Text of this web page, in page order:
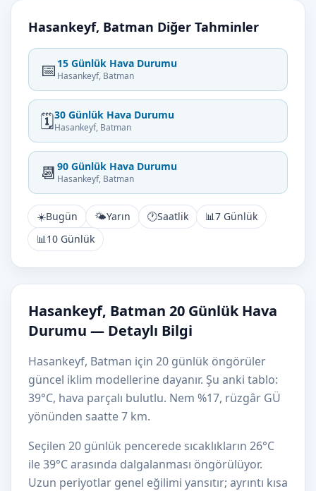
Hasankeyf, Batman Diğer Tahminler
📅 15 Günlük Hava Durumu
Hasankeyf, Batman
🗓️30 Günlük Hava Durumu
Hasankeyf, Batman
📆 90 Günlük Hava Durumu
Hasankeyf, Batman
☀️Bugün 🌤️Yarın 🕐Saatlik 📊7 Günlük
📊10 Günlük
Hasankeyf, Batman 20 Günlük Hava
Durumu — Detaylı Bilgi
Hasankeyf, Batman için 20 günlük öngörüler
güncel iklim modellerine dayanır. Şu anki tablo:
39°C, hava parçalı bulutlu. Nem %17, rüzgâr GÜ
yönünden saatte 7 km.
Seçilen 20 günlük pencerede sıcaklıkların 26°C
ile 39°C arasında dalgalanması öngörülüyor.
Uzun periyotlar genel eğilimi yansıtır; ayrıntı kısa